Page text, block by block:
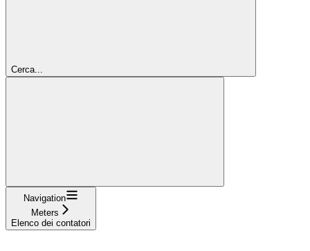
Cerca...
Navigation
Meters
Elenco dei contatori